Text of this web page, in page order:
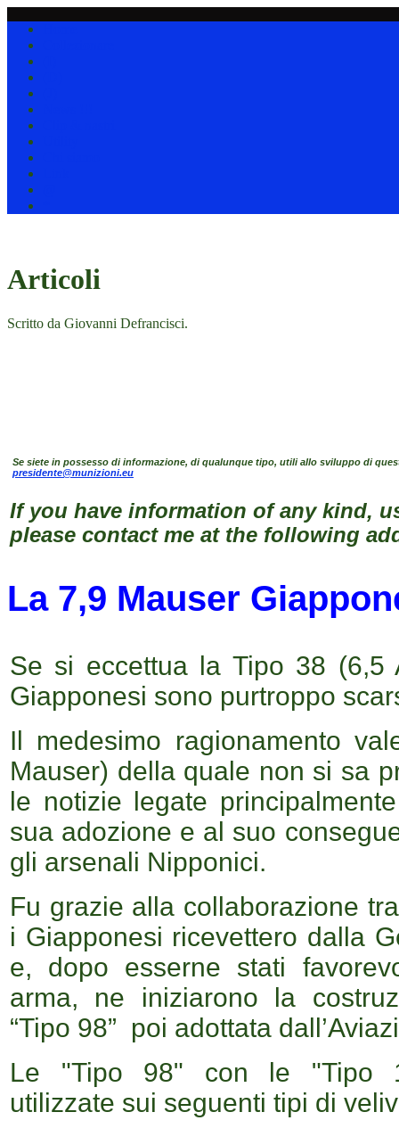
Articoli
Scritto da Giovanni Defrancisci.
Se siete in possesso di informazione, di qualunque tipo, utili allo sviluppo di
presidente@munizioni.eu
If you have information of any kind,
please contact me at the following
La 7,9 Mauser
Se si eccettua la Tipo 38 (6,5
Giapponesi sono purtroppo
Il medesimo ragionamento
Mauser) della quale non si sa
le notizie legate
sua adozione e al suo
gli arsenali Nipponici.
Fu grazie alla collaborazione
i Giapponesi ricevettero dalla
e, dopo esserne stati
arma, ne iniziarono la
“Tipo 98” poi adottata
Le "Tipo 98" con le "Tipo
utilizzate sui seguenti tipi di